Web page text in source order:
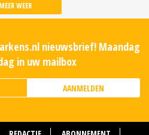
MEER WEER
nieuwsbrief! Maandag
in uw mailbox
AANMELDEN